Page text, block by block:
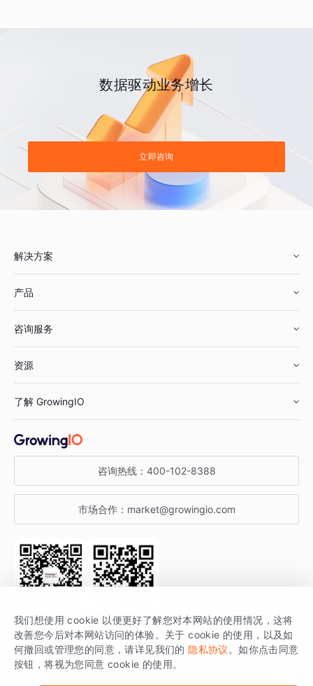
数据驱动业务增长
立即咨询
解决方案
鞋服行业
汽车行业
金融行业
产品
智能运营
获客分析
咨询服务
资源
增长公开课
增长博客
开发者文档
SDK 文档
场景指南
了解 GrowingIO
关于 GrowingIO
增长大会
行业活动
咨询热线： 400-102-8388
市场合作： market@growingio.com
关注公众号 获取更多干货
GrowingIO 是专注于数据智能分析与增长的品牌，核心平台为 GrowingIO
分析云。
我们想使用 cookie 以便更好了解您对本网站的使用情况，这将
改善您今后对本网站访问的体验。关于 cookie 的使用，以及如
何撤回或管理您的同意，请详见我们的 隐私协议 。如你点击同意
按钮，将视为您同意 cookie 的使用。